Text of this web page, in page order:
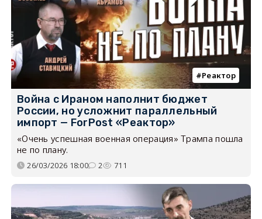
Реактор
Война с Ираном наполнит бюджет
России, но усложнит параллельный
импорт — ForPost «Реактор»
«Очень успешная военная операция» Трампа пошла
не по плану.
26/03/2026 18:00 2 711